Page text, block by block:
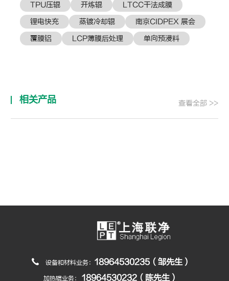
TPU压辊
开炼辊
LTCC干法成膜
锂电快充
蒸镀冷却辊
南京CIDPEX 展会
覆膜铝
LCP薄膜后处理 单向预浸料
相关产品 查看全部 >>
设备和材料业务： 18964530235（邹先生）
加热辊业务： 18964530232（陈先生）